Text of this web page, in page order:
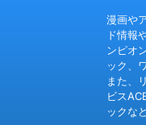
漫画や
ド情報
ンピオ
ック、
また、
ビス
ックな